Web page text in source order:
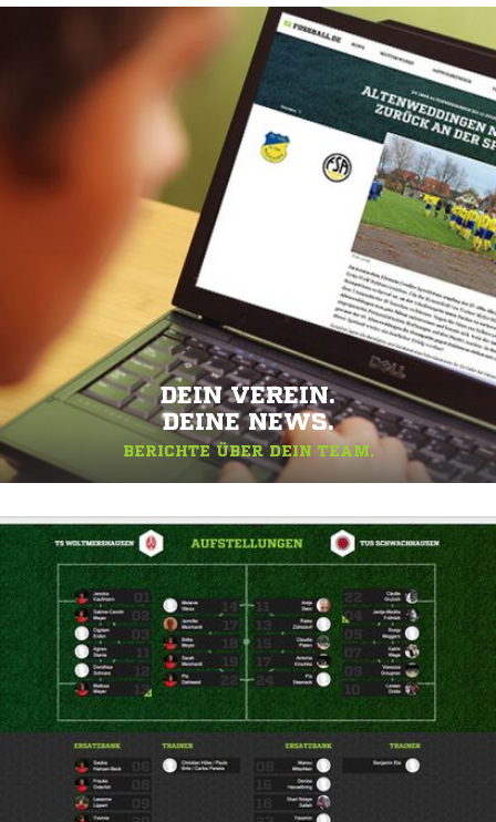
DEIN VEREIN.
DEINE NEWS.
BERICHTE ÜBER DEIN TEAM.